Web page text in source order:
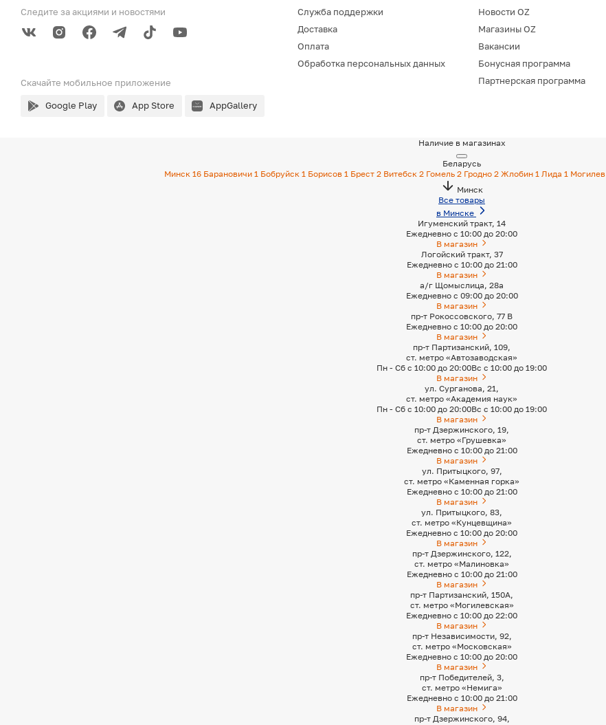
Следите за акциями и новостями
Скачайте мобильное приложение
Google Play App Store AppGallery
Служба поддержки
Доставка
Оплата
Обработка персональных данных
Новости OZ
Магазины OZ
Вакансии
Бонусная программа
Партнерская программа
Наличие в магазинах
Беларусь
Минск 16 Барановичи 1 Бобруйск 1 Борисов 1 Брест 2 Витебск 2 Гомель 2 Гродно 2 Жлобин 1 Лида 1 Могилев
Минск
Все товары
в Минске
Игуменский тракт, 14
Ежедневно с 10:00 до 20:00
В магазин
Логойский тракт, 37
Ежедневно с 10:00 до 21:00
В магазин
а/г Щомыслица, 28а
Ежедневно с 09:00 до 20:00
В магазин
пр-т Рокоссовского, 77 В
Ежедневно с 10:00 до 20:00
В магазин
пр-т Партизанский, 109,
ст. метро «Автозаводская»
Пн - Сб с 10:00 до 20:00Вс с 10:00 до 19:00
В магазин
ул. Сурганова, 21,
ст. метро «Академия наук»
Пн - Сб с 10:00 до 20:00Вс с 10:00 до 19:00
В магазин
пр-т Дзержинского, 19,
ст. метро «Грушевка»
Ежедневно с 10:00 до 21:00
В магазин
ул. Притыцкого, 97,
ст. метро «Каменная горка»
Ежедневно с 10:00 до 21:00
В магазин
ул. Притыцкого, 83,
ст. метро «Кунцевщина»
Ежедневно с 10:00 до 20:00
В магазин
пр-т Дзержинского, 122,
ст. метро «Малиновка»
Ежедневно с 10:00 до 21:00
В магазин
пр-т Партизанский, 150А,
ст. метро «Могилевская»
Ежедневно с 10:00 до 22:00
В магазин
пр-т Независимости, 92,
ст. метро «Московская»
Ежедневно с 10:00 до 20:00
В магазин
пр-т Победителей, 3,
ст. метро «Немига»
Ежедневно с 10:00 до 21:00
В магазин
пр-т Дзержинского, 94,